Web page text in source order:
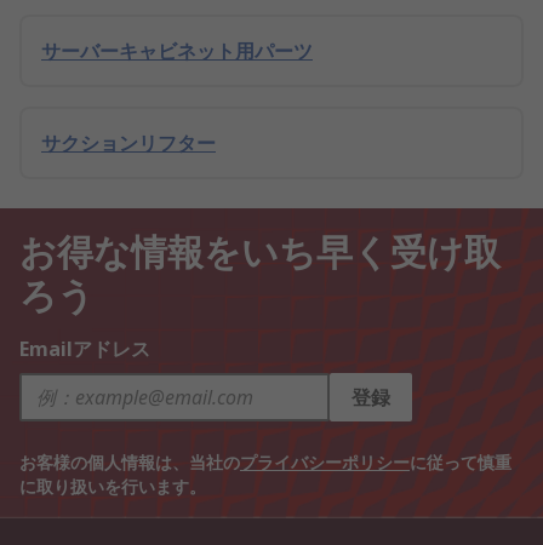
サーバーキャビネット用パーツ
サクションリフター
お得な情報をいち早く受け取
ろう
Emailアドレス
登録
お客様の個人情報は、当社のプライバシーポリシーに従って慎重
に取り扱いを行います。